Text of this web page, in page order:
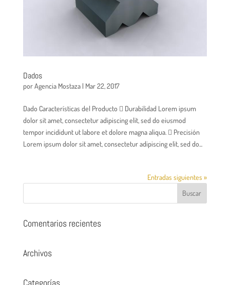
Dados
porAgencia Mostaza| Mar 22, 2017
Dado Características del Producto  Durabilidad Lorem ipsum
dolor sit amet, consectetur adipiscing elit, sed do eiusmod
tempor incididunt ut labore et dolore magna aliqua.  Precisión
Lorem ipsum dolor sit amet, consectetur adipiscing elit, sed do...
Entradas siguientes »
Comentarios recientes
Archivos
Categorías